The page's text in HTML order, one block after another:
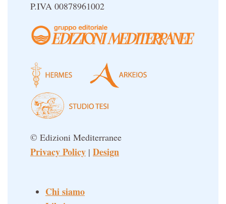
P.IVA 00878961002
© Edizioni Mediterranee
Privacy Policy | Design
Chi siamo